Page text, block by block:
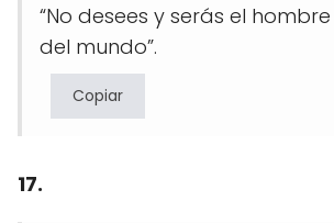
“No desees y serás el
del mundo”.
Copiar
17.